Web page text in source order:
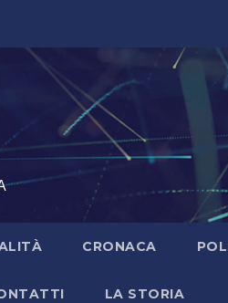
CRONACA
LA STORIA